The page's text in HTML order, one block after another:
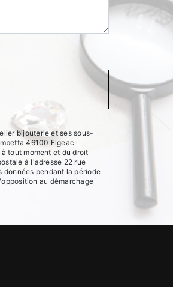
bijouterie et ses sous-
46100 Figeac
tout moment et du droit
à l'adresse 22 rue
données pendant la période
au démarchage